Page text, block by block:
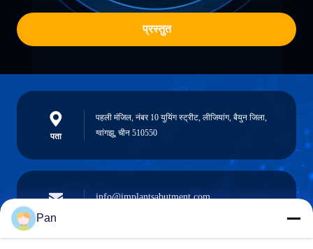
प्रस्तुत
पता
पहली मंजिल, नंबर 10 युयिंग स्ट्रीट, लीजियांग, बैयुन जिला,
ग्वांगझू, चीन 510550
ईमेल
info@implantsabutment.com
Pan